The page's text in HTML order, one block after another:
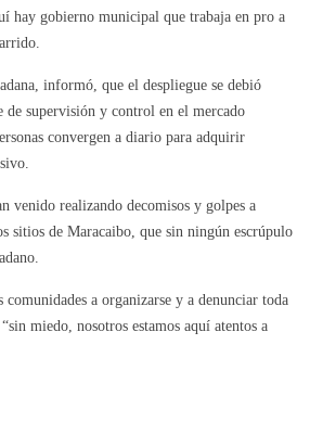
hay gobierno municipal que trabaja en pro a
informó, que el despliegue se debió
de supervisión y control en el mercado
convergen a diario para adquirir
venido realizando decomisos y golpes a
sitios de Maracaibo, que sin ningún escrúpulo
comunidades a organizarse y a denunciar toda
miedo, nosotros estamos aquí atentos a